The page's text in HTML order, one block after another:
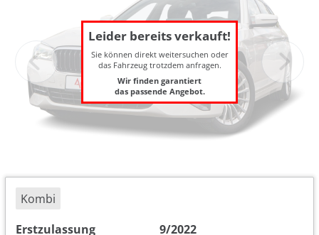
Leider bereits verkauft!
Sie können direkt weitersuchen oder
das Fahrzeug trotzdem anfragen.
Wir finden garantiert
das passende Angebot.
Kombi
Erstzulassung
9/2022